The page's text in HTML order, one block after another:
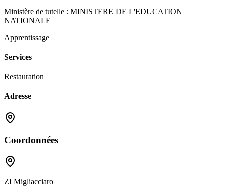
Ministère de tutelle : MINISTERE DE L'EDUCATION
NATIONALE
Apprentissage
Services
Restauration
Adresse
Coordonnées
ZI Migliacciaro